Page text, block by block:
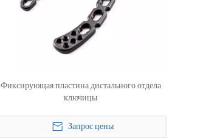
Фиксирующая пластина дистального отдела
ключицы
Запрос цены